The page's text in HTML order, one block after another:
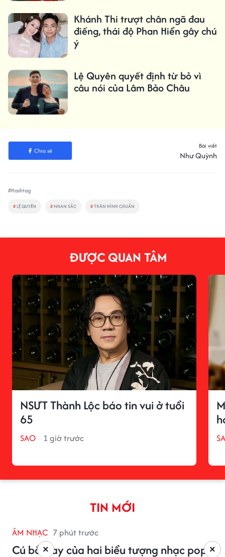
Khánh Thi trượt chân ngã đau
điếng, thái độ Phan Hiển gây chú
ý
Lệ Quyên quyết định từ bỏ vì
câu nói của Lâm Bảo Châu
Chia sẻ
Bài viết
Như Quỳnh
#Hashtag
# LỆ QUYÊN # NHAN SẮC #THÂN HÌNH CHUẨN
ĐƯỢC QUAN TÂM
NSƯT Thành Lộc báo tin vui ở tuổi
65
SAO 1 giờ trước
TIN MỚI
ÂM NHẠC 7 phút trước
Cú bắt tay của hai biểu tượng nhạc pop ×
×